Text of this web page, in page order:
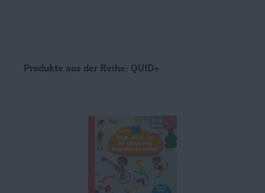
Produkte aus der Reihe: QUID+